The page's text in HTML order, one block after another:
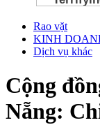
Rao vặt
KINH
Dịch vụ khác
Cộng
Nẵng: